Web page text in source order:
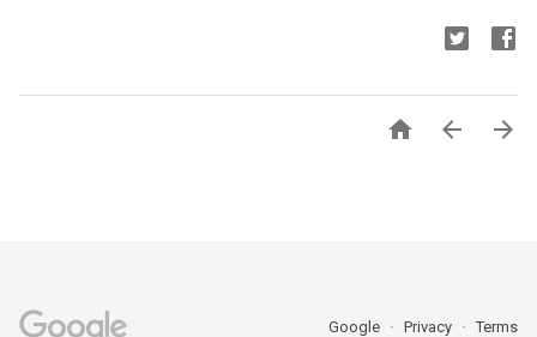
  
Google Privacy Terms